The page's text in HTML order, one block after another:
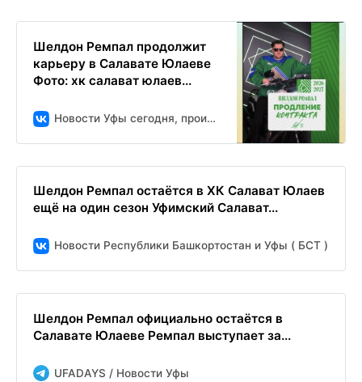
Шелдон Ремпал продолжит
карьеру в Салавате Юлаеве
Фото: хк салават юлаев...
Новости Уфы сегодня, происшествия, ЧП и ДТП
Шелдон Ремпал остаётся в ХК Салават Юлаев
ещё на один сезон Уфимский Салават...
Новости Республики Башкортостан и Уфы ( БСТ )
Шелдон Ремпал официально остаётся в
Салавате Юлаеве Ремпал выступает за...
UFADAYS / Новости Уфы